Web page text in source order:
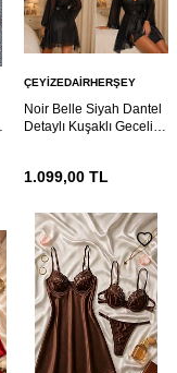
ÇEYIZEDAIRHERŞEY
Noir Belle Siyah Dantel
Detaylı Kuşaklı Gecelik
1.099,00TL